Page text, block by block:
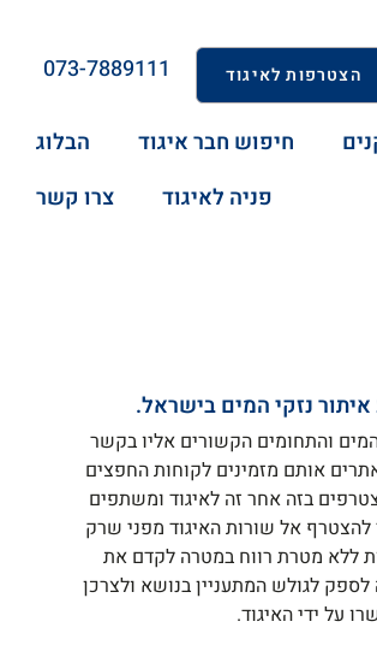
הצטרפות לאיגוד 073-7889111
חיפוש חבר איגוד
הבלוג
פניה לאיגוד
צרו קשר
נזקי המים בישראל.
והתחומים הקשורים אליו בקשר
אותם מזמינים לקוחות החפצים
בזה אחר זה לאיגוד ומשתפים
אל שורות האיגוד מפני שרק
ללא מטרת רווח במטרה לקדם את
לגולש המתעניין בנושא ולצרכן
על ידי האיגוד.